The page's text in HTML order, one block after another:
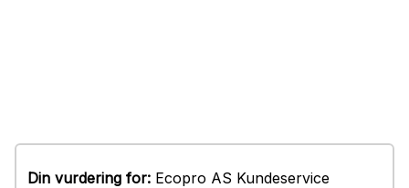
Din vurdering for: Ecopro AS Kundeservice